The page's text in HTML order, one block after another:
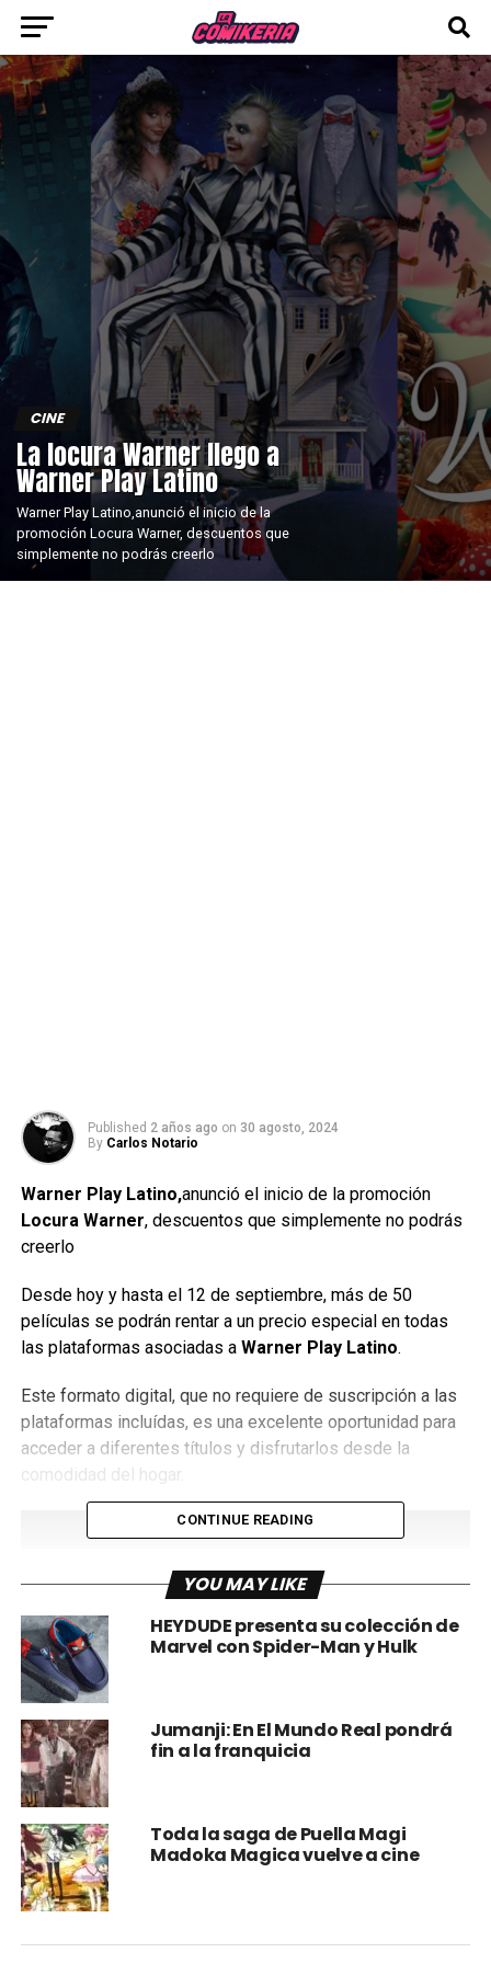
CINE
La locura Warner llego a
Warner Play Latino
Warner Play Latino,anunció el inicio de la
promoción Locura Warner, descuentos que
simplemente no podrás creerlo
Published 2 años ago on 30 agosto, 2024
By Carlos Notario
Warner Play Latino,anunció el inicio de la promoción
Locura Warner, descuentos que simplemente no podrás
creerlo
Desde hoy y hasta el 12 de septiembre, más de 50
películas se podrán rentar a un precio especial en todas
las plataformas asociadas a Warner Play Latino.
Este formato digital, que no requiere de suscripción a las
plataformas incluídas, es una excelente oportunidad para
acceder a diferentes títulos y disfrutarlos desde la
comodidad del hogar.
A través de la renta digital, los usuarios contarán con hasta
tres meses para ver la película que seleccionen (el
beneficio varía según la plataforma elegida) y solo
pagarán por aquello que decidan ver.
Además, esta modalidad habilita contenidos extra en
CONTINUE READING
YOU MAY LIKE
HEYDUDE presenta su colección de
Marvel con Spider-Man y Hulk
Jumanji: En El Mundo Real pondrá
fin a la franquicia
Toda la saga de Puella Magi
Madoka Magica vuelve a cine